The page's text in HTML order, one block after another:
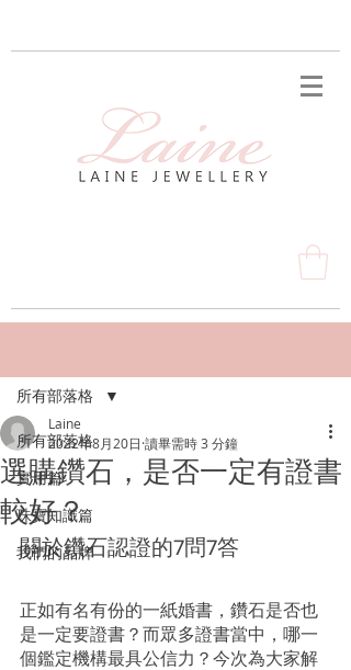
所有部落格
實用篇
珠寶知識篇
我們的品牌
所有部落格
選購鑽石，是否一定有證書
較好？
Laine
2022年8月20日 讀畢需時 3 分鐘
關於鑽石認證的7問7答
正如有名有份的一紙婚書，鑽石是否也
是一定要證書？而眾多證書當中，哪一
個鑑定機構最具公信力？今次為大家解